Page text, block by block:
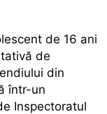
de 16 ani
de
din
într-un
Inspectoratul